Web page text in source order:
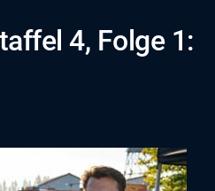
4, Folge 1: